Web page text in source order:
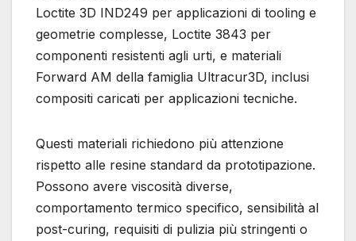
Loctite 3D IND249 per applicazioni di tooling e
geometrie complesse, Loctite 3843 per
componenti resistenti agli urti, e materiali
Forward AM della famiglia Ultracur3D, inclusi
compositi caricati per applicazioni tecniche.
Questi materiali richiedono più attenzione
rispetto alle resine standard da prototipazione.
Possono avere viscosità diverse,
comportamento termico specifico, sensibilità al
post-curing, requisiti di pulizia più stringenti o